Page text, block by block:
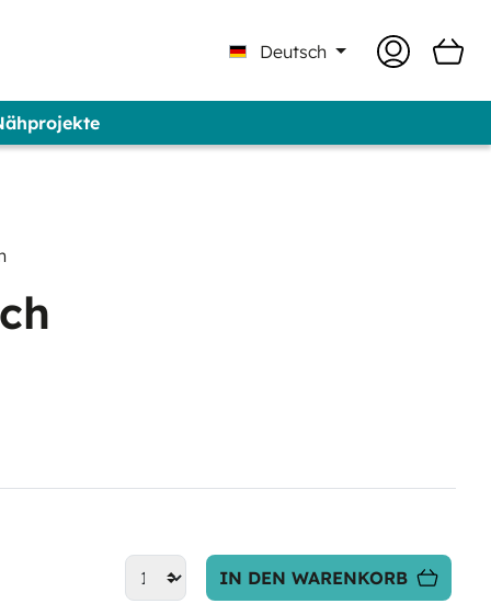
Deutsch
IN DEN WARENKORB